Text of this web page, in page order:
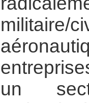
militaire/
un